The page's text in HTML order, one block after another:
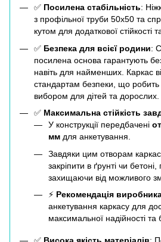
✅ Посилена стабільність:
з профільної труби 50х50 та
кутом для додаткової стійкості
✅ Безпека для всієї родини:
посилена основа гарантують
навіть для найменших. Каркас
стандартам безпеки, що робить
вибором для дітей та дорослих.
✅ Максимальна стійкість
У конструкції передбачені
мм для анкетування.
Завдяки цим отворам
закріпити в ґрунті чи бетоні,
захищаючи від можливого
⚡ Рекомендація
анкетування каркасу для
максимальної надійності та
✅ Висока якість матеріалів: